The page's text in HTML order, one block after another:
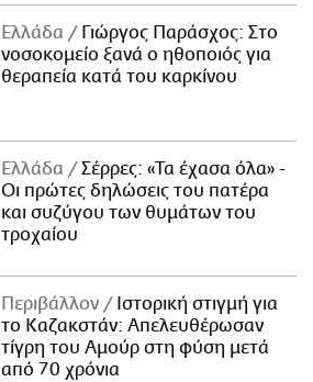
Ελλάδα
Γιώργος Παράσχος: Στο
νοσοκομείο ξανά ο ηθοποιός για
θεραπεία κατά του καρκίνου
Ελλάδα
Σέρρες: «Τα έχασα όλα» -
Οι πρώτες δηλώσεις του πατέρα
και συζύγου των θυμάτων του
τροχαίου
Περιβάλλον
Ιστορική στιγμή για
το Καζακστάν: Απελευθέρωσαν
τίγρη του Αμούρ στη φύση μετά
από 70 χρόνια